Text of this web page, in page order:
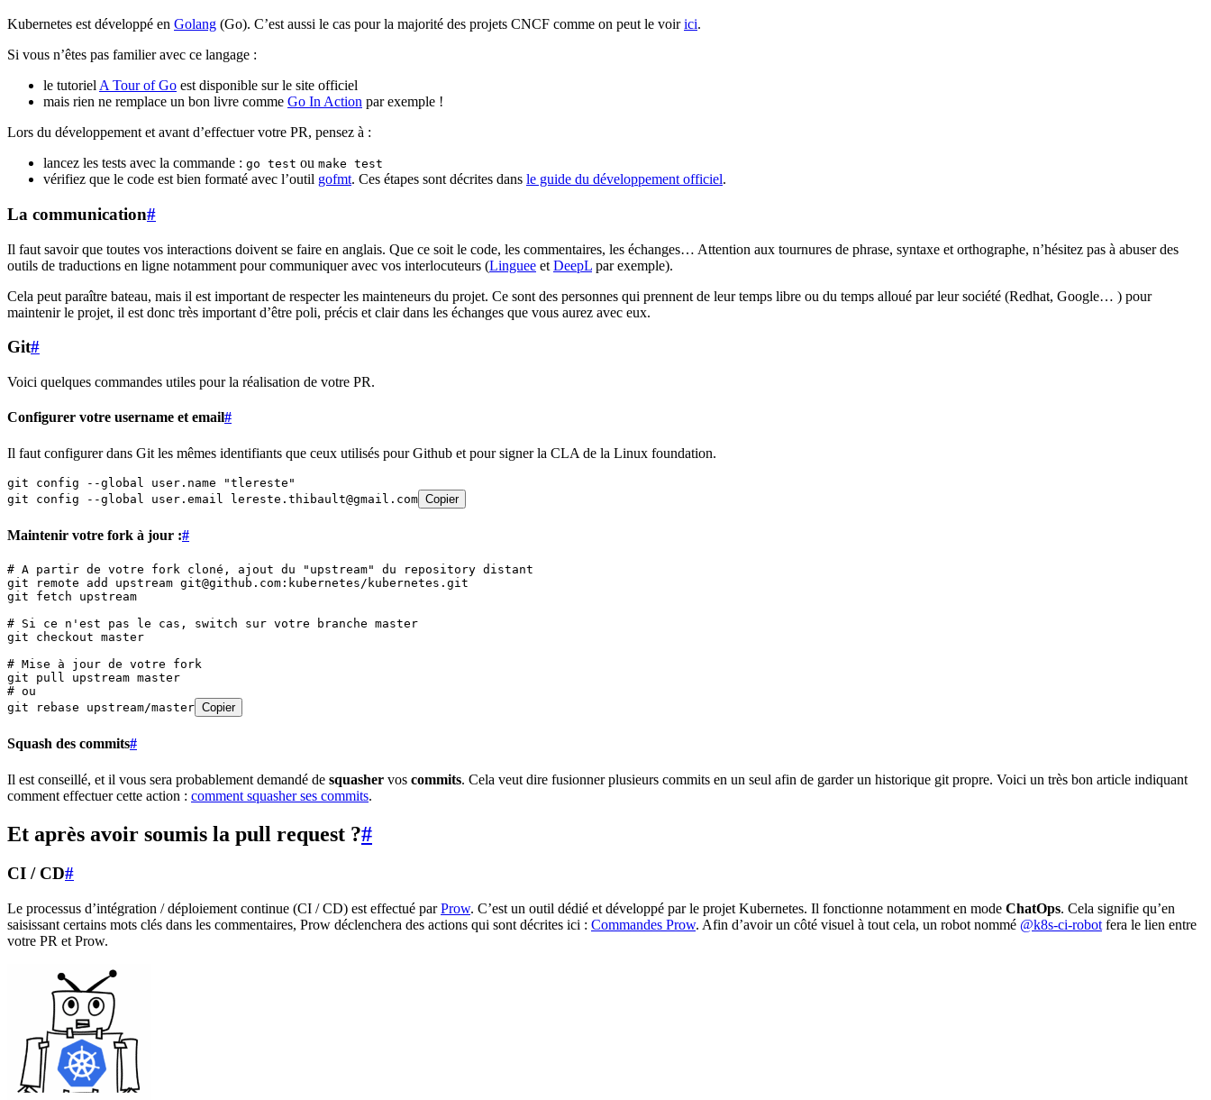
Kubernetes est développé en Golang (Go). C’est aussi le cas pour la majorité des projets CNCF comme on peut le voirici.
Si vous n’êtes pas familier avec ce langage :
le tutoriel A Tour of Go est disponible sur le site officiel
mais rien ne remplace un bon livre comme Go In Action par exemple !
Lors du développement et avant d’effectuer votre PR, pensez à :
lancez les tests avec la commande : go test ou make test
vérifiez que le code est bien formaté avec l’outil gofmt. Ces étapes sont décrites dans le guide du développement officiel.
La communication#
Il faut savoir que toutes vos interactions doivent se faire en anglais. Que ce soit le code, les commentaires, les échanges… Attention aux tournures de phrase, syntaxe et orthographe, n’hésitez pas à abuser des
outils de traductions en ligne notamment pour communiquer avec vos interlocuteurs (Linguee et DeepL par exemple).
Cela peut paraître bateau, mais il est important de respecter les mainteneurs du projet. Ce sont des personnes qui prennent de leur temps libre ou du temps alloué par leur société (Redhat, Google… ) pour
maintenir le projet, il est donc très important d’être poli, précis et clair dans les échanges que vous aurez avec eux.
Git#
Voici quelques commandes utiles pour la réalisation de votre PR.
Configurer votre username et email#
Il faut configurer dans Git les mêmes identifiants que ceux utilisés pour Github et pour signer la CLA de la Linux foundation.
git config --global user.name "tlereste"
git config --global user.email lereste.thibault@gmail.com Copier
Maintenir votre fork à jour :#
# A partir de votre fork cloné, ajout du "upstream" du repository distant
git remote add upstream git@github.com:kubernetes/kubernetes.git
git fetch upstream
# Si ce n'est pas le cas, switch sur votre branche master
git checkout master
# Mise à jour de votre fork
git pull upstream master
# ou
git rebase upstream/master Copier
Squash des commits#
Il est conseillé, et il vous sera probablement demandé de squasher vos commits. Cela veut dire fusionner plusieurs commits en un seul afin de garder un historique git propre. Voici un très bon article indiquant
comment effectuer cette action : comment squasher ses commits.
Et après avoir soumis la pull request ?#
CI / CD#
Le processus d’intégration / déploiement continue (CI / CD) est effectué parProw. C’est un outil dédié et développé par le projet Kubernetes. Il fonctionne notamment en mode ChatOps. Cela signifie qu’en
saisissant certains mots clés dans les commentaires, Prow déclenchera des actions qui sont décrites ici : Commandes Prow. Afin d’avoir un côté visuel à tout cela, un robot nommé @k8s-ci-robot fera le lien entre
votre PR et Prow.